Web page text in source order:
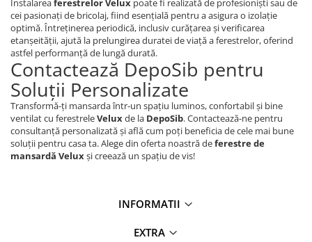
Instalareaferestrelor Velux poate fi realizată de profesioniști sau de
cei pasionați de bricolaj, fiind esențială pentru a asigura o izolație
optimă. Întreținerea periodică, inclusiv curățarea și verificarea
etanșeității, ajută la prelungirea duratei de viață a ferestrelor, oferind
astfel performanță de lungă durată.
Contactează DepoSib pentru
Soluții Personalizate
Transformă-ți mansarda într-un spațiu luminos, confortabil și bine
ventilat cu ferestreleVeluxde la DepoSib. Contactează-ne pentru
consultanță personalizată și află cum poți beneficia de cele mai bune
soluții pentru casa ta. Alege din oferta noastră deferestre de
mansardă Veluxși creează un spațiu de vis!
INFORMATII
EXTRA